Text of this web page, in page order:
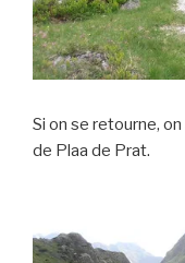
Si on se retourne,
de Plaa de Prat.